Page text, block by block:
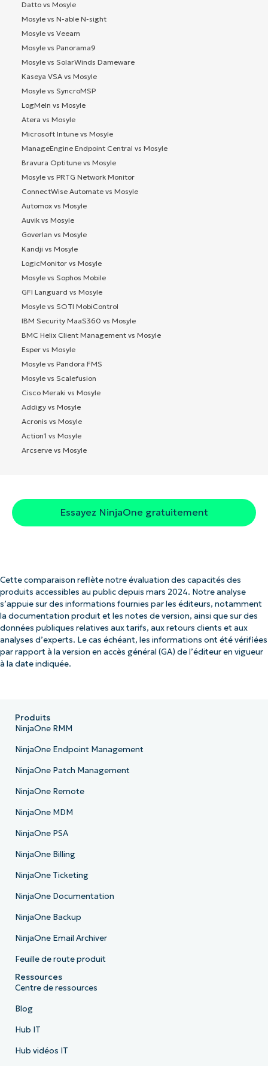
Datto vs Mosyle
Mosyle vs N-able N-sight
Mosyle vs Veeam
Mosyle vs Panorama9
Mosyle vs SolarWinds Dameware
Kaseya VSA vs Mosyle
Mosyle vs SyncroMSP
LogMeIn vs Mosyle
Atera vs Mosyle
Microsoft Intune vs Mosyle
ManageEngine Endpoint Central vs Mosyle
Bravura Optitune vs Mosyle
Mosyle vs PRTG Network Monitor
ConnectWise Automate vs Mosyle
Automox vs Mosyle
Auvik vs Mosyle
Goverlan vs Mosyle
Kandji vs Mosyle
LogicMonitor vs Mosyle
Mosyle vs Sophos Mobile
GFI Languard vs Mosyle
Mosyle vs SOTI MobiControl
IBM Security MaaS360 vs Mosyle
BMC Helix Client Management vs Mosyle
Esper vs Mosyle
Mosyle vs Pandora FMS
Mosyle vs Scalefusion
Cisco Meraki vs Mosyle
Addigy vs Mosyle
Acronis vs Mosyle
Action1 vs Mosyle
Arcserve vs Mosyle
Essayez NinjaOne gratuitement
Cette comparaison reflète notre évaluation des capacités des
produits accessibles au public depuis mars 2024. Notre analyse
s’appuie sur des informations fournies par les éditeurs, notamment
la documentation produit et les notes de version, ainsi que sur des
données publiques relatives aux tarifs, aux retours clients et aux
analyses d’experts. Le cas échéant, les informations ont été vérifiées
par rapport à la version en accès général (GA) de l’éditeur en vigueur
à la date indiquée.
Produits
NinjaOne RMM
NinjaOne Endpoint Management
NinjaOne Patch Management
NinjaOne Remote
NinjaOne MDM
NinjaOne PSA
NinjaOne Billing
NinjaOne Ticketing
NinjaOne Documentation
NinjaOne Backup
NinjaOne Email Archiver
Feuille de route produit
Ressources
Centre de ressources
Blog
Hub IT
Hub vidéos IT